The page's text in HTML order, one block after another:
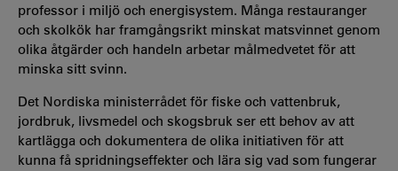
professor i miljö och energisystem. Många restauranger
och skolkök har framgångsrikt minskat matsvinnet genom
olika åtgärder och handeln arbetar målmedvetet för att
minska sitt svinn.
Det Nordiska ministerrådet för fiske och vattenbruk,
jordbruk, livsmedel och skogsbruk ser ett behov av att
kartlägga och dokumentera de olika initiativen för att
kunna få spridningseffekter och lära sig vad som fungerar